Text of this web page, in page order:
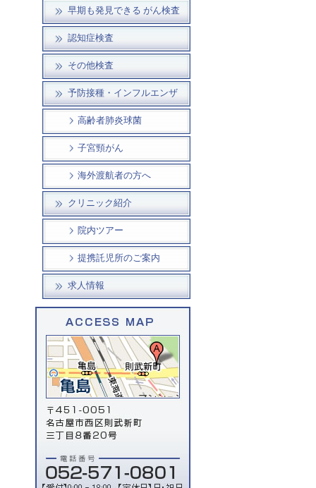
早期も発見できる がん検査
認知症検査
その他検査
予防接種・インフルエンザ
高齢者肺炎球菌
子宮頸がん
海外渡航者の方へ
クリニック紹介
院内ツアー
提携託児所のご案内
求人情報